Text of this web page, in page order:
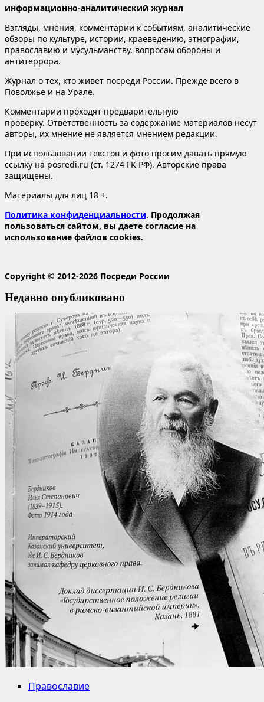
информационно-аналитический журнал
Взгляды, мнения, комментарии к событиям, аналитические
обзоры по культуре, истории, краеведению, этнографии,
православию и мусульманству, вопросам обороны и
антитеррора.
Журнал о тех, кто живет посреди России. Прежде всего в
Поволжье и на Урале.
Комментарии проходят предварительную
проверку. Ответственность за содержание материалов несут
авторы, их мнение не является мнением редакции.
При использовании текстов и фото просим давать прямую
ссылку на posredi.ru (ст. 1274 ГК РФ). Авторские права
защищены.
Материалы для лиц 18 +.
Политика конфиденциальности. Продолжая
пользоваться сайтом, вы даете согласие на
использование файлов cookies.
Copyright © 2012-2026 Посреди России
Недавно опубликовано
Православие